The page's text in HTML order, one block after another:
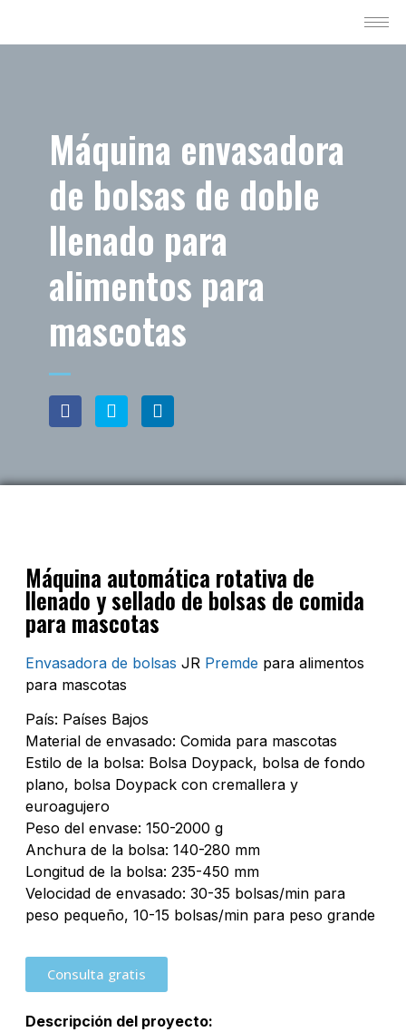
Máquina envasadora
de bolsas de doble
llenado para
alimentos para
mascotas
Máquina automática rotativa de
llenado y sellado de bolsas de comida
para mascotas
Envasadora de bolsas JR Premde para alimentos
para mascotas
País: Países Bajos
Material de envasado: Comida para mascotas
Estilo de la bolsa: Bolsa Doypack, bolsa de fondo
plano, bolsa Doypack con cremallera y
euroagujero
Peso del envase: 150-2000 g
Anchura de la bolsa: 140-280 mm
Longitud de la bolsa: 235-450 mm
Velocidad de envasado: 30-35 bolsas/min para
peso pequeño, 10-15 bolsas/min para peso grande
Consulta gratis
Descripción del proyecto: